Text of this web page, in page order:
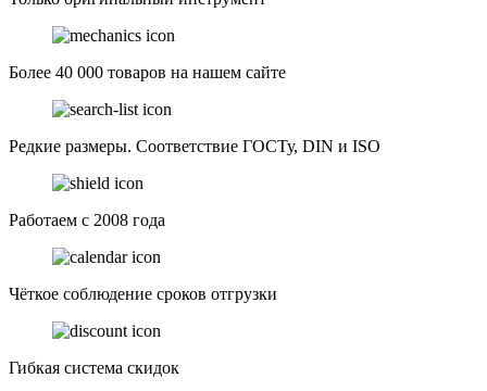
Более 40 000 товаров на нашем сайте
Редкие размеры. Соответствие ГОСТу, DIN и ISO
Работаем с 2008 года
Чёткое соблюдение сроков отгрузки
Гибкая система скидок